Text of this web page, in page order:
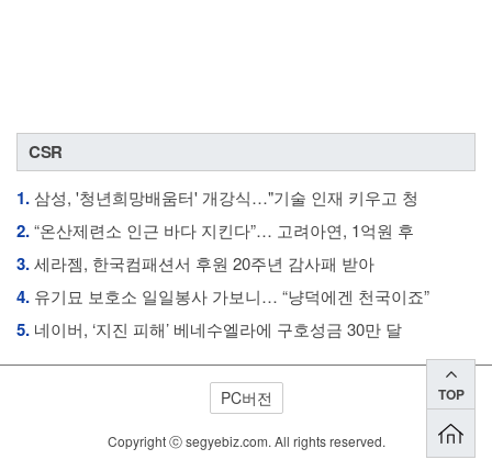
CSR
1.삼성, '청년희망배움터' 개강식…"기술 인재 키우고 청
2.“온산제련소 인근 바다 지킨다”… 고려아연, 1억원 후
3.세라젬, 한국컴패션서 후원 20주년 감사패 받아
4. 유기묘 보호소 일일봉사 가보니… “냥덕에겐 천국이죠”
5. 네이버, ‘지진 피해’ 베네수엘라에 구호성금 30만 달
PC버전
Copyright ⓒ segyebiz.com. All rights reserved.
TOP